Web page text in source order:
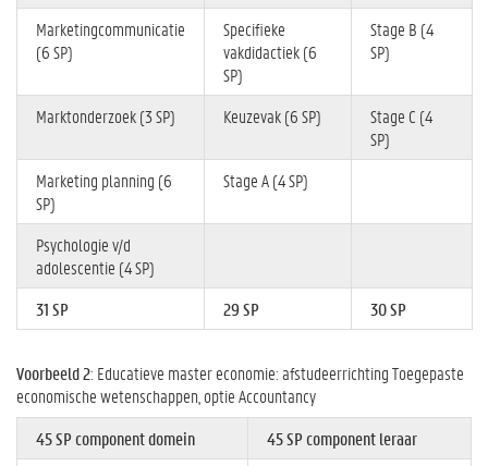
Marketingcommunicatie
(6 SP)
Specifieke
vakdidactiek (6
SP)
Stage B (4
SP)
Marktonderzoek (3 SP) Keuzevak (6 SP)
Stage C (4
SP)
Marketing planning (6
SP)
Stage A (4 SP)
Psychologie v/d
adolescentie (4 SP)
31 SP
29 SP 30 SP
Voorbeeld 2: Educatieve master economie: afstudeerrichting Toegepaste
economische wetenschappen, optie Accountancy
45 SP component domein
45 SP component leraar